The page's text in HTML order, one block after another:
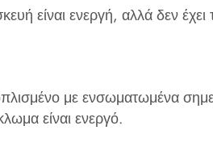
είναι ενεργή, αλλά δεν
με ενσωματωμένα
είναι ενεργό.